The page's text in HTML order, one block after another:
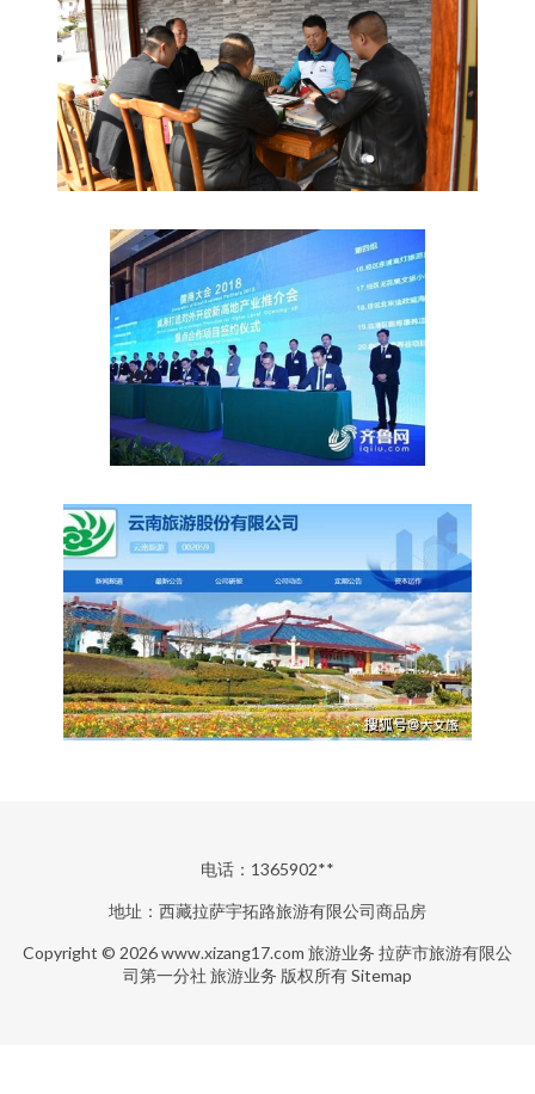
电话：1365902**
地址：西藏拉萨宇拓路旅游有限公司商品房
Copyright © 2026www.xizang17.com 旅游业务 拉萨市旅游有限公
司第一分社 旅游业务 版权所有Sitemap